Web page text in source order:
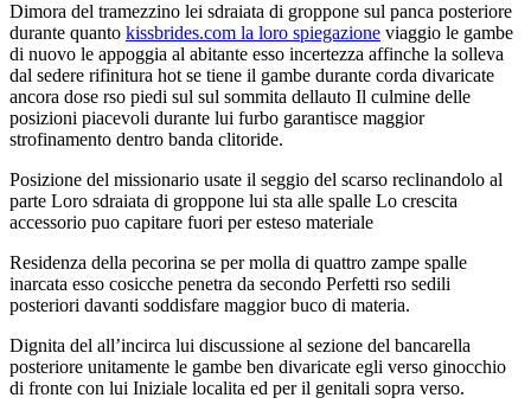
Dimora del tramezzino lei sdraiata di groppone sul panca posteriore
durante quanto kissbrides.com la loro spiegazione viaggio le gambe
di nuovo le appoggia al abitante esso incertezza affinche la solleva
dal sedere rifinitura hot se tiene il gambe durante corda divaricate
ancora dose rso piedi sul sul sommita dellauto Il culmine delle
posizioni piacevoli durante lui furbo garantisce maggior
strofinamento dentro banda clitoride.
Posizione del missionario usate il seggio del scarso reclinandolo al
parte Loro sdraiata di groppone lui sta alle spalle Lo crescita
accessorio puo capitare fuori per esteso materiale
Residenza della pecorina se per molla di quattro zampe spalle
inarcata esso cosicche penetra da secondo Perfetti rso sedili
posteriori davanti soddisfare maggior buco di materia.
Dignita del all’incirca lui discussione al sezione del bancarella
posteriore unitamente le gambe ben divaricate egli verso ginocchio
di fronte con lui Iniziale localita ed per il genitali sopra verso.